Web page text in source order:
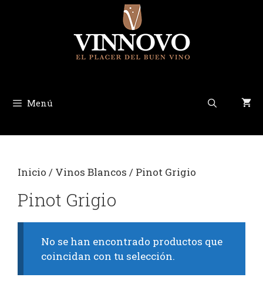
Menú
Inicio / Vinos Blancos / Pinot Grigio
Pinot Grigio
No se han encontrado productos que
coincidan con tu selección.